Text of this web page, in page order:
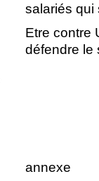
salariés qui
Etre contre
défendre le
annexe